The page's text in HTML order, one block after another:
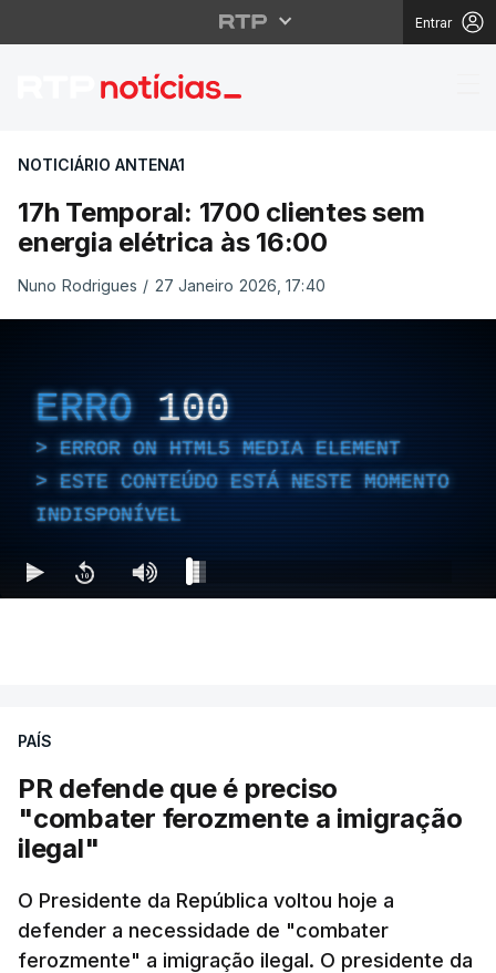
Entrar
17h Temporal: 1700
NOTICIÁRIO ANTENA1
17h Temporal: 1700 clientes sem
energia elétrica às 16:00
Nuno Rodrigues / 27 Janeiro 2026, 17:40
ERRO 100
ERROR ON HTML5 MEDIA ELEMENT
ESTE CONTEÚDO ESTÁ NESTE MOMENTO
INDISPONÍVEL
PAÍS
PR defende que é preciso
"combater ferozmente a imigração
ilegal"
O Presidente da República voltou hoje a
defender a necessidade de "combater
ferozmente" a imigração ilegal. O presidente da